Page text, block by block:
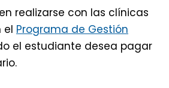
realizarse con las clínicas
el Programa de Gestión
el estudiante desea pagar